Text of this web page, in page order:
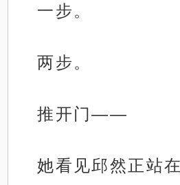
一步。
两步。
推开门——
她看见邱然正站